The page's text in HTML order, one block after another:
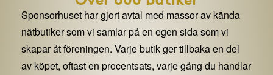
Sponsorhuset har gjort avtal med massor av kända
nätbutiker som vi samlar på en egen sida som vi
skapar åt föreningen. Varje butik ger tillbaka en del
av köpet, oftast en procentsats, varje gång du handlar